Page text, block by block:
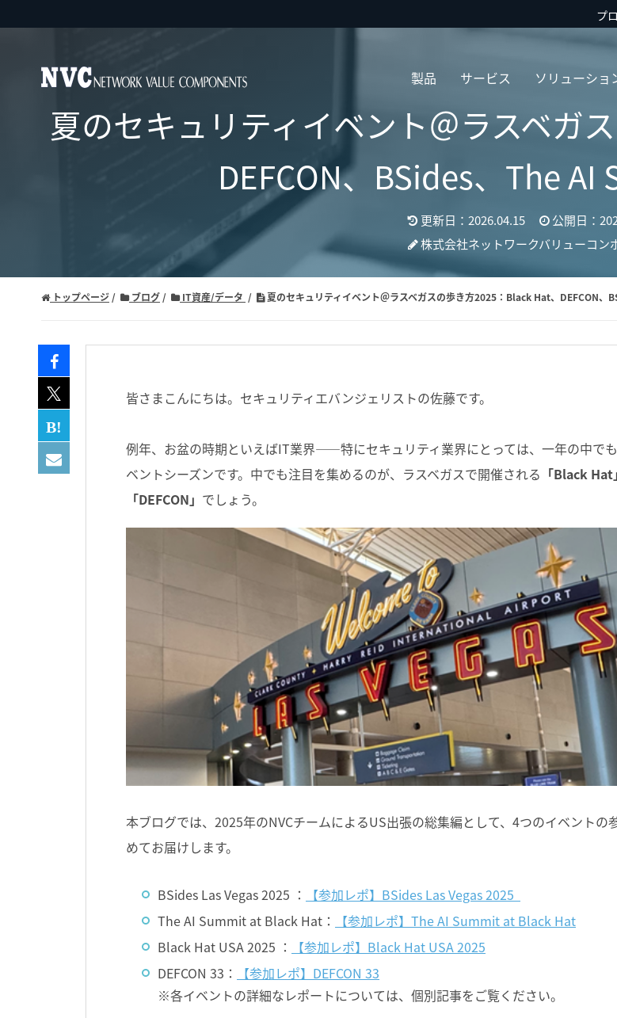
プ
製品 サービス ソリューショ
夏のセキュリティイベント＠ラスベガ
DEFCON、BSides、The
更新日：2026.04.15
公開日：
株式会社ネットワークバリューコン
トップページ ブログ IT資産/データ 夏のセキュリティイベント＠ラスベガスの歩き方2025：Black Hat、DEFCON
皆さまこんにちは。セキュリティエバンジェリストの佐藤です。
例年、お盆の時期といえばIT業界――特にセキュリティ業界にとっては、一年の中で
ベントシーズンです。中でも注目を集めるのが、ラスベガスで開催される 「Black Hat」
「DEFCON」 でしょう。
本ブログでは、2025年のNVCチームによるUS出張の総集編として、4つのイベントの
めてお届けします。
BSides Las Vegas 2025 ：
【参加レポ】BSides Las Vegas 2025
The AI Summit at Black Hat：
【参加レポ】The AI Summit at Black Hat
Black Hat USA 2025 ：
【参加レポ】Black Hat USA 2025
DEFCON 33：
【参加レポ】DEFCON 33
※各イベントの詳細なレポートについては、個別記事をご覧ください。